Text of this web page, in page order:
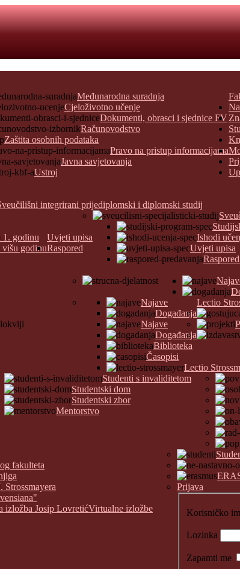
Međunarodna suradnja
Cjeloživotno učenje
Dokumenti, obrasci i sjednice FV
Računovodstvo
Zaštita osobnih podataka
Pravo na pristup informacijama
Javna savjetovanja
Ustroj
integrirani prijediplomski i diplomski studij
Uvjeti upisa
1. godinu
godinuRaspored
Ishodi
Uvjeti upisa
Lectio
Najave
Događanja
Najave
Događanja
Biblioteka
Časopisi
Lectio
Studenti s invaliditetom
Studentski dom
Studentski zbor
Mentorstvo
fakulteta
Strossmayera
Virtualne izložbe
izložba Josip Lovretić
Prijava
Korisničko
Lozinka
Zapamti me